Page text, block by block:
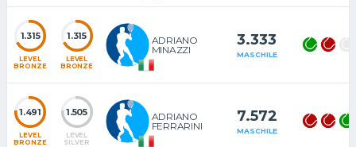
1.315
LEVEL
BRONZE
1.315
LEVEL
BRONZE
ADRIANO
MINAZZI
3.333
MASCHILE
1.491
LEVEL
BRONZE
1.505
LEVEL
SILVER
ADRIANO
FERRARINI
7.572
MASCHILE